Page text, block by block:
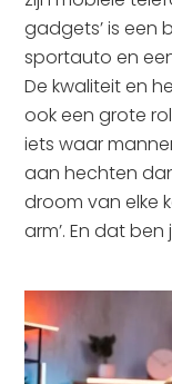
gadgets’ is een
sportauto en
De kwaliteit en
ook een grote
iets waar
aan hechten
droom van elke
arm’. En dat ben